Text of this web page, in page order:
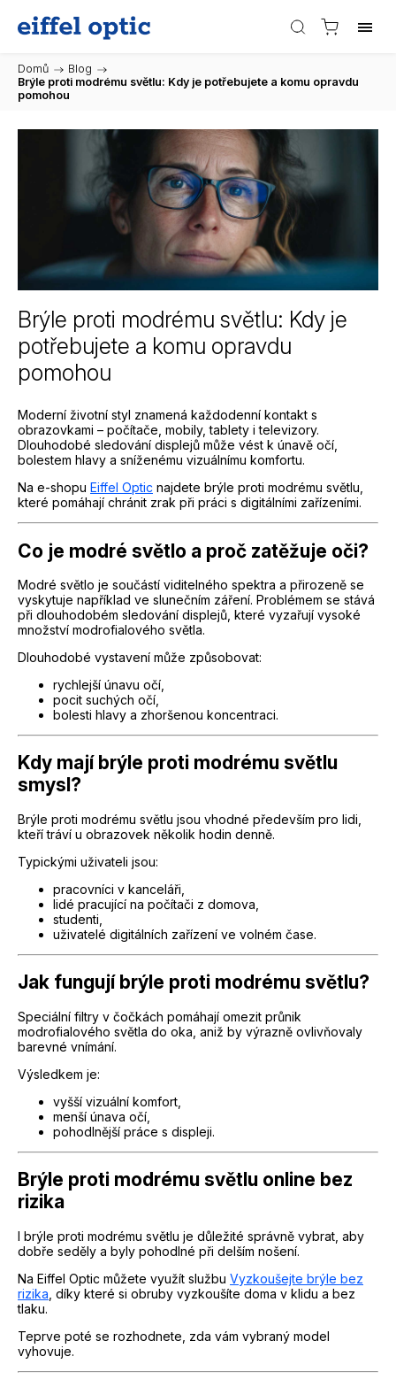
Domů / Blog /
Brýle proti modrému světlu: Kdy je potřebujete a komu opravdu
pomohou
Brýle proti modrému světlu: Kdy je
potřebujete a komu opravdu
pomohou
Moderní životní styl znamená každodenní kontakt s
obrazovkami – počítače, mobily, tablety i televizory.
Dlouhodobé sledování displejů může vést k únavě očí,
bolestem hlavy a sníženému vizuálnímu komfortu.
Na e-shopu Eiffel Optic najdete brýle proti modrému světlu,
které pomáhají chránit zrak při práci s digitálními zařízeními.
Co je modré světlo a proč zatěžuje oči?
Modré světlo je součástí viditelného spektra a přirozeně se
vyskytuje například ve slunečním záření. Problémem se stává
při dlouhodobém sledování displejů, které vyzařují vysoké
množství modrofialového světla.
Dlouhodobé vystavení může způsobovat:
rychlejší únavu očí,
pocit suchých očí,
bolesti hlavy a zhoršenou koncentraci.
Kdy mají brýle proti modrému světlu
smysl?
Brýle proti modrému světlu jsou vhodné především pro lidi,
kteří tráví u obrazovek několik hodin denně.
Typickými uživateli jsou:
pracovníci v kanceláři,
lidé pracující na počítači z domova,
studenti,
uživatelé digitálních zařízení ve volném čase.
Jak fungují brýle proti modrému světlu?
Speciální filtry v čočkách pomáhají omezit průnik
modrofialového světla do oka, aniž by výrazně ovlivňovaly
barevné vnímání.
Výsledkem je:
vyšší vizuální komfort,
menší únava očí,
pohodlnější práce s displeji.
Brýle proti modrému světlu online bez
rizika
I brýle proti modrému světlu je důležité správně vybrat, aby
dobře seděly a byly pohodlné při delším nošení.
Na Eiffel Optic můžete využít službu Vyzkoušejte brýle bez
rizika , díky které si obruby vyzkoušíte doma v klidu a bez
tlaku.
Teprve poté se rozhodnete, zda vám vybraný model
vyhovuje.